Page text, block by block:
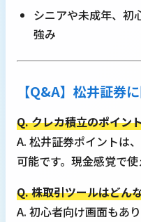
シニアや未成年、初
強み
【Q&A】松井証券
Q. クレカ積立のポイン
A. 松井証券ポイントは
可能です。現金感覚で使
Q. 株取引ツールはどん
A. 初心者向け画面もあ